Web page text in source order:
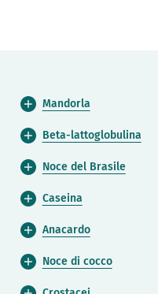
Mandorla
Beta-lattoglobulina
Noce del Brasile
Caseina
Anacardo
Noce di cocco